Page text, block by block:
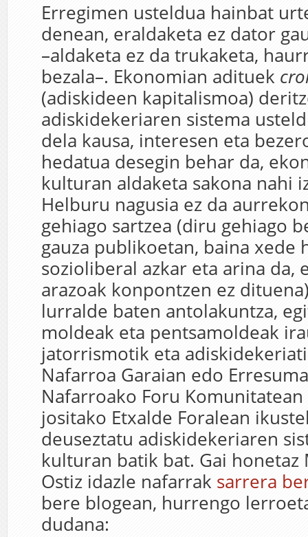
Erregimen usteldua hainbat
denean, eraldaketa ez dator
–aldaketa ez da trukaketa,
bezala–. Ekonomian adituek
(adiskideen kapitalismoa)
adiskidekeriaren sistema
dela kausa, interesen eta
hedatua desegin behar da,
kulturan aldaketa sakona nahi
Helburu nagusia ez da
gehiago sartzea (diru gehiago
gauza publikoetan, baina xede
sozioliberal azkar eta arina da,
arazoak konpontzen ez
lurralde baten antolakuntza,
moldeak eta pentsamoldeak
jatorrismotik eta
Nafarroa Garaian edo
Nafarroako Foru
jositako Etxalde Foralean
deuseztatu adiskidekeriaren
kulturan batik bat. Gai honetaz
Ostiz idazle nafarrak sarrera
bere blogean, hurrengo
dudana: